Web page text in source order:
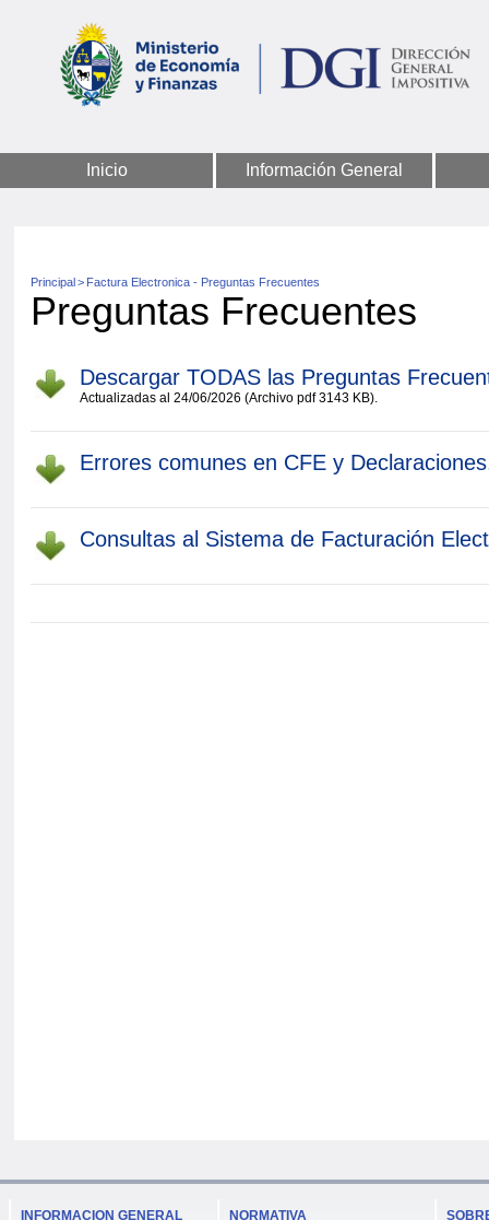
Inicio Información General
Principal> Factura Electronica - Preguntas Frecuentes
Preguntas Frecuentes
Descargar TODAS las Preguntas
Actualizadas al 24/06/2026 (Archivo pdf 3143 KB).
Errores comunes en CFE y
Consultas al Sistema de Facturación
INFORMACION GENERAL NORMATIVA